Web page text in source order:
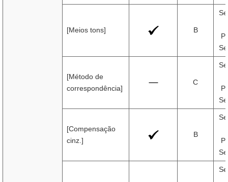
[Meios tons] B
[Método de
correspondência]
C
[Compensação
cinz.]
B